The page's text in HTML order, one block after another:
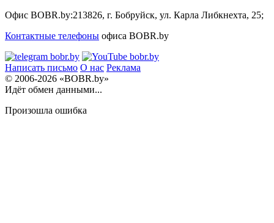
Офис BOBR.by:213826, г. Бобруйск, ул. Карла Либкнехта, 25;
Контактные телефоны офиса BOBR.by
Написать письмо О нас Реклама
© 2006-2026 «BOBR.by»
Идёт обмен данными...
Произошла ошибка